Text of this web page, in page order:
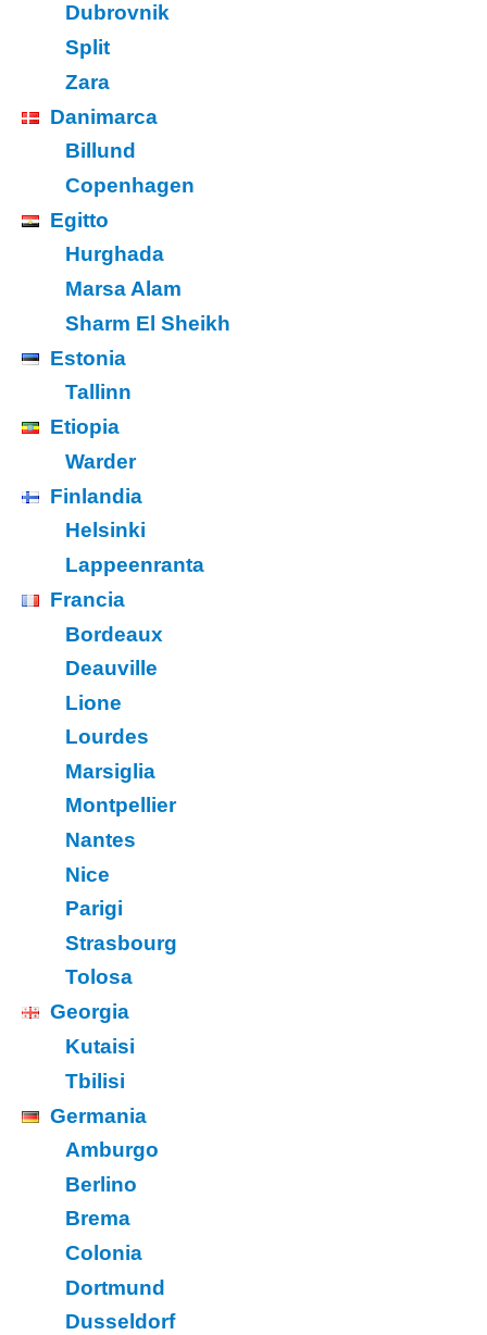
Dubrovnik
Split
Zara
Danimarca
Billund
Copenhagen
Egitto
Hurghada
Marsa Alam
Sharm El Sheikh
Estonia
Tallinn
Etiopia
Warder
Finlandia
Helsinki
Lappeenranta
Francia
Bordeaux
Deauville
Lione
Lourdes
Marsiglia
Montpellier
Nantes
Nice
Parigi
Strasbourg
Tolosa
Georgia
Kutaisi
Tbilisi
Germania
Amburgo
Berlino
Brema
Colonia
Dortmund
Dusseldorf